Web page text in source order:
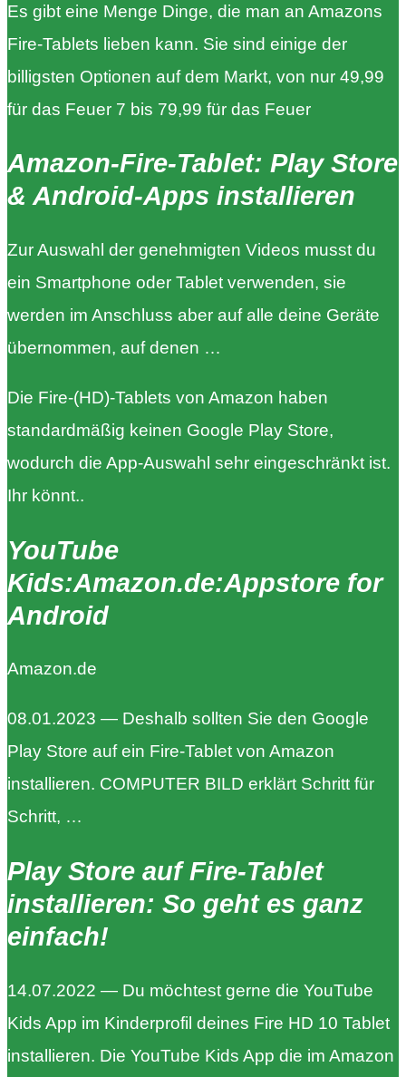
Es gibt eine Menge Dinge, die man an Amazons
Fire-Tablets lieben kann. Sie sind einige der
billigsten Optionen auf dem Markt, von nur 49,99
für das Feuer 7 bis 79,99 für das Feuer
Amazon-Fire-Tablet: Play Store
& Android-Apps installieren
Zur Auswahl der genehmigten Videos musst du
ein Smartphone oder Tablet verwenden, sie
werden im Anschluss aber auf alle deine Geräte
übernommen, auf denen …
Die Fire-(HD)-Tablets von Amazon haben
standardmäßig keinen Google Play Store,
wodurch die App-Auswahl sehr eingeschränkt ist.
Ihr könnt..
YouTube
Kids:Amazon.de:Appstore for
Android
Amazon.de
08.01.2023 — Deshalb sollten Sie den Google
Play Store auf ein Fire-Tablet von Amazon
installieren. COMPUTER BILD erklärt Schritt für
Schritt, …
Play Store auf Fire-Tablet
installieren: So geht es ganz
einfach!
14.07.2022 — Du möchtest gerne die YouTube
Kids App im Kinderprofil deines Fire HD 10 Tablet
installieren. Die YouTube Kids App die im Amazon